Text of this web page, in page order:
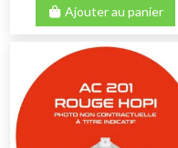
Ajouter au panier